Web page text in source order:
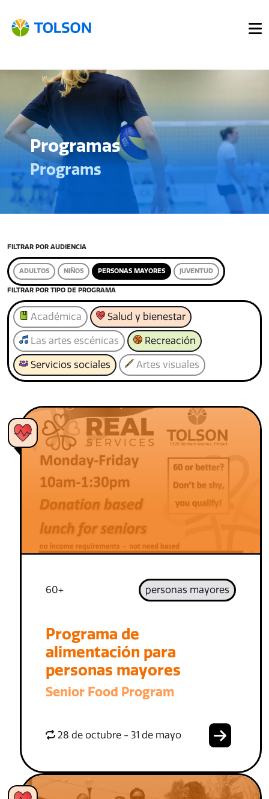
Programas
Programs
FILTRAR POR AUDIENCIA
ADULTOS NIÑOS PERSONAS MAYORES JUVENTUD
FILTRAR POR TIPO DE PROGRAMA
Académica Salud y bienestar
Las artes escénicas Recreación
Servicios sociales Artes visuales
60+ personas mayores
Programa de
alimentación para
personas mayores
Senior Food Program
28 de octubre - 31 de mayo